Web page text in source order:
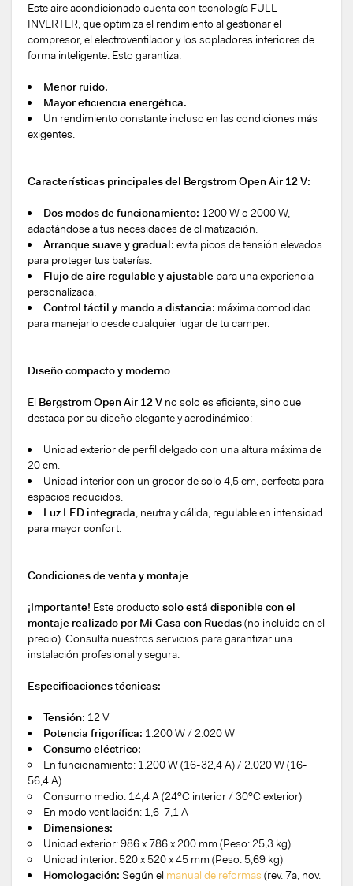
Este aire acondicionado cuenta con tecnología FULL
INVERTER, que optimiza el rendimiento al gestionar el
compresor, el electroventilador y los sopladores interiores de
forma inteligente. Esto garantiza:
Menor ruido.
Mayor eficiencia energética.
Un rendimiento constante incluso en las condiciones más
exigentes.
Características principales del Bergstrom Open Air 12 V:
Dos modos de funcionamiento: 1200 W o 2000 W,
adaptándose a tus necesidades de climatización.
Arranque suave y gradual: evita picos de tensión elevados
para proteger tus baterías.
Flujo de aire regulable y ajustable para una experiencia
personalizada.
Control táctil y mando a distancia: máxima comodidad
para manejarlo desde cualquier lugar de tu camper.
Diseño compacto y moderno
El Bergstrom Open Air 12 V no solo es eficiente, sino que
destaca por su diseño elegante y aerodinámico:
Unidad exterior de perfil delgado con una altura máxima de
20 cm.
Unidad interior con un grosor de solo 4,5 cm, perfecta para
espacios reducidos.
Luz LED integrada, neutra y cálida, regulable en intensidad
para mayor confort.
Condiciones de venta y montaje
¡Importante! Este producto solo está disponible con el
montaje realizado por Mi Casa con Ruedas(no incluido en el
precio). Consulta nuestros servicios para garantizar una
instalación profesional y segura.
Especificaciones técnicas:
Tensión: 12 V
Potencia frigorífica: 1.200 W / 2.020 W
Consumo eléctrico:
En funcionamiento: 1.200 W (16-32,4 A) / 2.020 W (16-
56,4 A)
Consumo medio: 14,4 A (24ºC interior / 30ºC exterior)
En modo ventilación: 1,6-7,1 A
Dimensiones:
Unidad exterior: 986 x 786 x 200 mm (Peso: 25,3 kg)
Unidad interior: 520 x 520 x 45 mm (Peso: 5,69 kg)
Homologación: Según el manual de reformas (rev. 7a, nov.